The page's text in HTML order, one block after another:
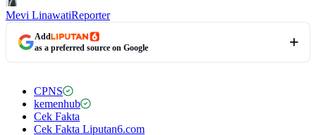
Mevi LinawatiReporter
Add
as a preferred source on Google
CPNS
kemenhub
Cek Fakta
Cek Fakta Liputan6.com